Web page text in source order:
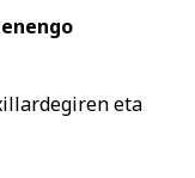
eta